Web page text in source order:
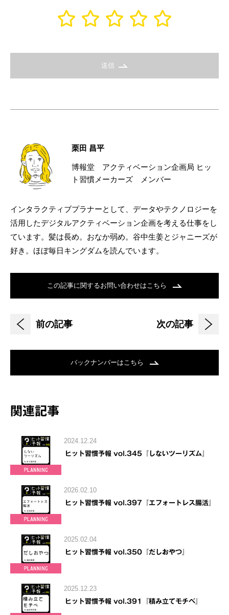
送信
栗田 昌平
博報堂 アクティベーション企画局 ヒッ
ト習慣メーカーズ メンバー
インタラクティブプラナーとして、データやテクノロジーを
活用したデジタルアクティベーション企画を考える仕事をし
ています。髪は長め。おなか弱め。谷中生姜とジャニーズが
好き。ほぼ毎日キングダムを読んでいます。
この記事に関するお問い合わせはこちら
前の記事 次の記事
バックナンバーはこちら
関連記事
2024.12.24
ヒット習慣予報 vol.345『しないツーリズム』
2026.02.10
ヒット習慣予報 vol.397『エフォートレス腸活』
2025.02.04
ヒット習慣予報 vol.350『だしおやつ』
2025.12.23
ヒット習慣予報 vol.391『積み立てモチベ』